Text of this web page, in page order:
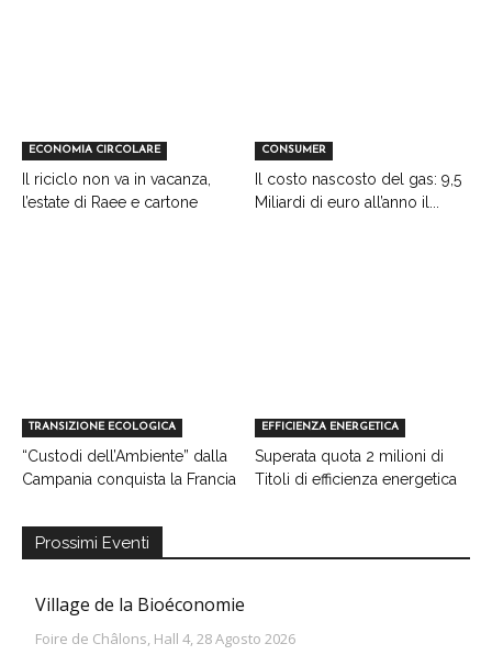
ECONOMIA CIRCOLARE
Il riciclo non va in vacanza,
l’estate di Raee e cartone
CONSUMER
Il costo nascosto del gas: 9,5
Miliardi di euro all’anno il...
TRANSIZIONE ECOLOGICA
“Custodi dell’Ambiente” dalla
Campania conquista la Francia
EFFICIENZA ENERGETICA
Superata quota 2 milioni di
Titoli di efficienza energetica
Prossimi Eventi
Village de la Bioéconomie
Foire de Châlons, Hall 4, 28 Agosto 2026